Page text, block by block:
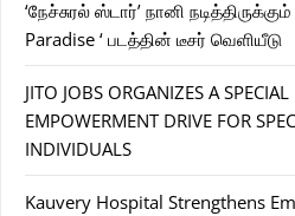
‘நேச்சுரல் ஸ்டார்’ நானி
Paradise ‘ படத்தின் டீசர் வெளியீடு
JITO JOBS ORGANIZES A
EMPOWERMENT DRIVE FOR
INDIVIDUALS
Kauvery Hospital Strengthens